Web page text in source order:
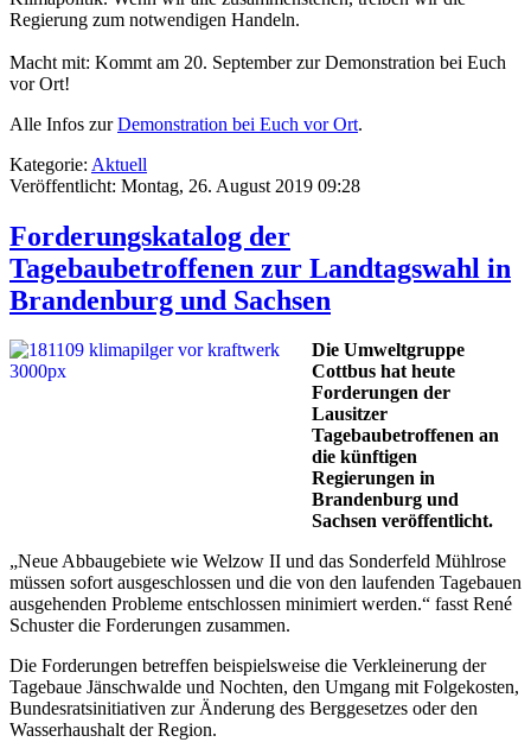
Regierung zum notwendigen Handeln.
Macht mit: Kommt am 20. September zur Demonstration bei Euch
vor Ort!
Alle Infos zurDemonstration bei Euch vor Ort.
Kategorie: Aktuell
Veröffentlicht: Montag, 26. August 2019 09:28
Forderungskatalog der
Tagebaubetroffenen zur Landtagswahl in
Brandenburg und Sachsen
Die Umweltgruppe
Cottbus hat heute
Forderungen der
Lausitzer
Tagebaubetroffenen an
die künftigen
Regierungen in
Brandenburg und
Sachsen veröffentlicht.
„Neue Abbaugebiete wie Welzow II und das Sonderfeld Mühlrose
müssen sofort ausgeschlossen und die von den laufenden Tagebauen
ausgehenden Probleme entschlossen minimiert werden.“ fasst René
Schuster die Forderungen zusammen.
Die Forderungen betreffen beispielsweise die Verkleinerung der
Tagebaue Jänschwalde und Nochten, den Umgang mit Folgekosten,
Bundesratsinitiativen zur Änderung des Berggesetzes oder den
Wasserhaushalt der Region.